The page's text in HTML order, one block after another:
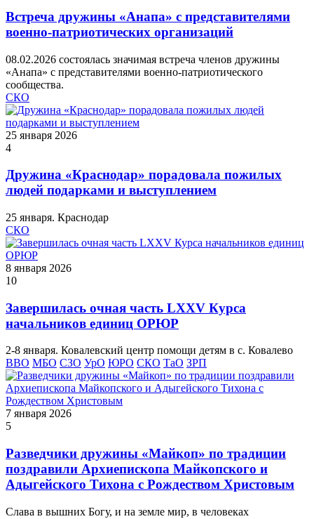
Встреча дружины «Анапа» с представителями
военно‑патриотических организаций
08.02.2026 состоялась значимая встреча членов дружины
«Анапа» с представителями военно‑патриотического
сообщества.
СКО
25 января 2026
4
Дружина «Краснодар» порадовала пожилых
людей подарками и выступлением
25 января. Краснодар
СКО
8 января 2026
10
Завершилась очная часть LXXV Курса
начальников единиц ОРЮР
2-8 января. Ковалевский центр помощи детям в с. Ковалево
ВВО МБО СЗО УрО ЮРО СКО ТаО ЗРП
7 января 2026
5
Разведчики дружины «Майкоп» по традиции
поздравили Архиепископа Майкопского и
Адыгейского Тихона с Рождеством Христовым
Слава в вышних Богу, и на земле мир, в человеках